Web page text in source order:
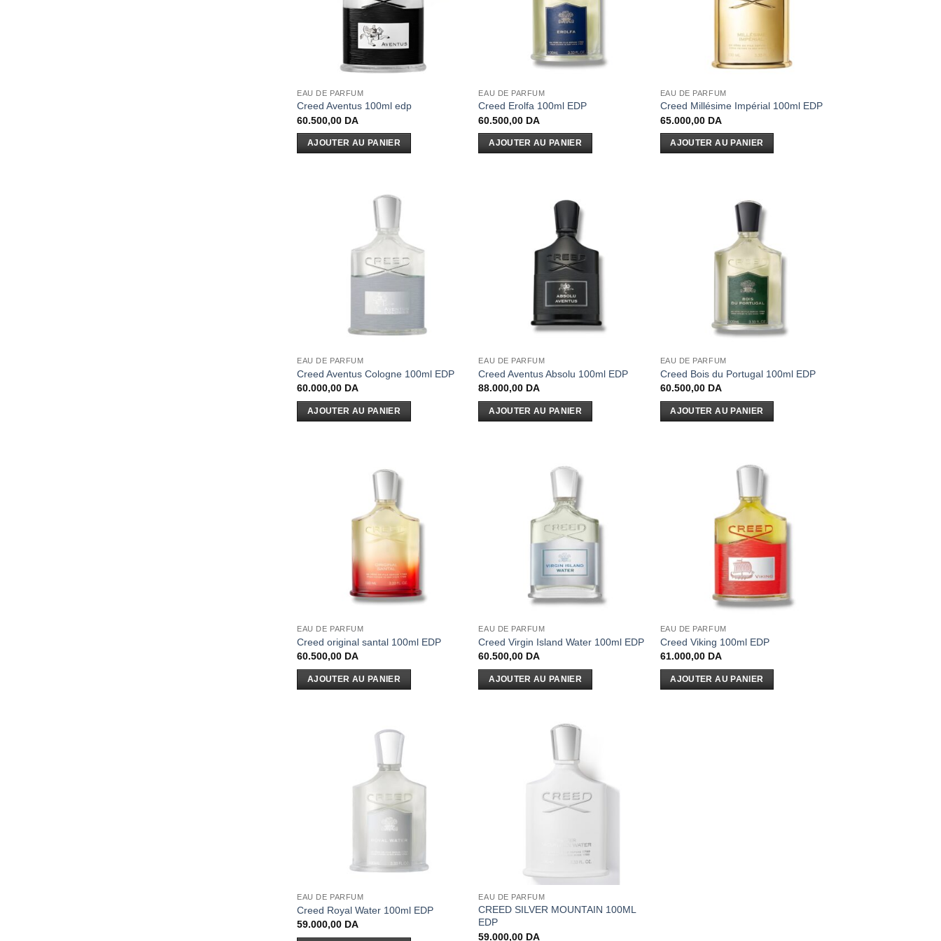
EAU DE PARFUM
Creed Aventus 100ml edp
60.500,00 DA
AJOUTER AU PANIER
EAU DE PARFUM
Creed Erolfa 100ml EDP
60.500,00 DA
AJOUTER AU PANIER
EAU DE PARFUM
Creed Millésime Impérial 100ml EDP
65.000,00 DA
AJOUTER AU PANIER
EAU DE PARFUM
Creed Aventus Cologne 100ml EDP
60.000,00 DA
AJOUTER AU PANIER
EAU DE PARFUM
Creed Aventus Absolu 100ml EDP
88.000,00 DA
AJOUTER AU PANIER
EAU DE PARFUM
Creed Bois du Portugal 100ml EDP
60.500,00 DA
AJOUTER AU PANIER
EAU DE PARFUM
Creed original santal 100ml EDP
60.500,00 DA
AJOUTER AU PANIER
EAU DE PARFUM
Creed Virgin Island Water 100ml EDP
60.500,00 DA
AJOUTER AU PANIER
EAU DE PARFUM
Creed Viking 100ml EDP
61.000,00 DA
AJOUTER AU PANIER
EAU DE PARFUM
Creed Royal Water 100ml EDP
59.000,00 DA
EAU DE PARFUM
CREED SILVER MOUNTAIN 100ML
EDP
59.000,00 DA